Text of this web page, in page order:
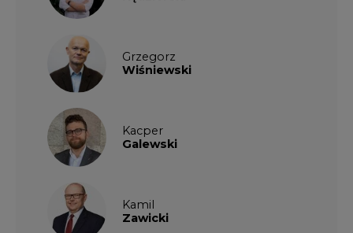
Grzegorz
Wiśniewski
Kacper
Galewski
Kamil
Zawicki